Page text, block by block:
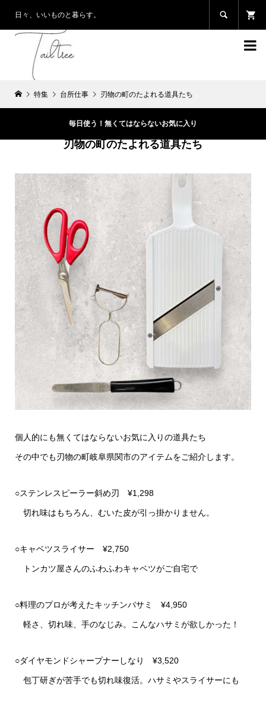
日々、いいものと暮らす。 

特集 台所仕事 刃物の町のたよれる道具たち
毎日使う！無くてはならないお気に入り
刃物の町のたよれる道具たち
個人的にも無くてはならないお気に入りの道具たち
その中でも刃物の町岐阜県関市のアイテムをご紹介します。
○ステンレスピーラー斜め刃 ¥1,298
切れ味はもちろん、むいた皮が引っ掛かりません。
○キャベツスライサー ¥2,750
トンカツ屋さんのふわふわキャベツがご自宅で
○料理のプロが考えたキッチンバサミ ¥4,950
軽さ、切れ味、手のなじみ。こんなハサミが欲しかった！
○ダイヤモンドシャープナーしなり ¥3,520
包丁研ぎが苦手でも切れ味復活。ハサミやスライサーにも